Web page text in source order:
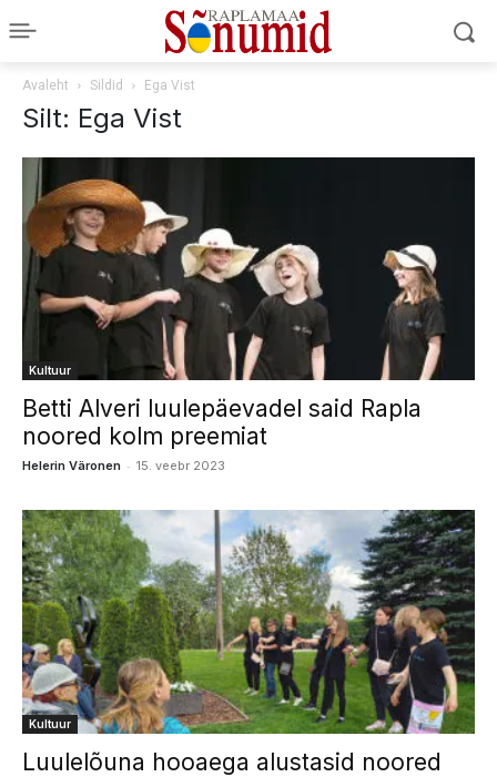
Avaleht Sildid Ega Vist
Silt: Ega Vist
Kultuur
Betti Alveri luulepäevadel said Rapla
noored kolm preemiat
Helerin Väronen - 15. veebr 2023
Kultuur
Luulelõuna hooaega alustasid noored